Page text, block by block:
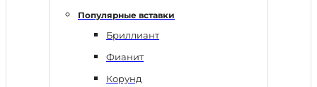
Популярные вставки
Бриллиант
Фианит
Корунд